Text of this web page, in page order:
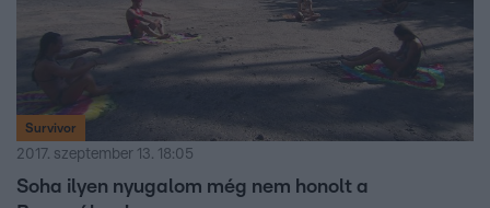
Survivor
2017. szeptember 13. 18:05
Soha ilyen nyugalom még nem honolt a